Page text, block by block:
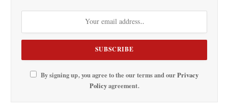
By signing up, you agree to the our terms and ourPrivacy
Policyagreement.